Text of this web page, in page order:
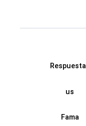
us
Fama